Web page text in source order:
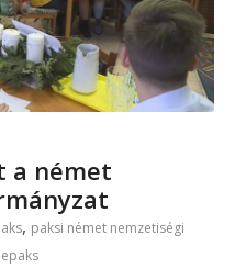
a német
, paksi német nemzetiségi